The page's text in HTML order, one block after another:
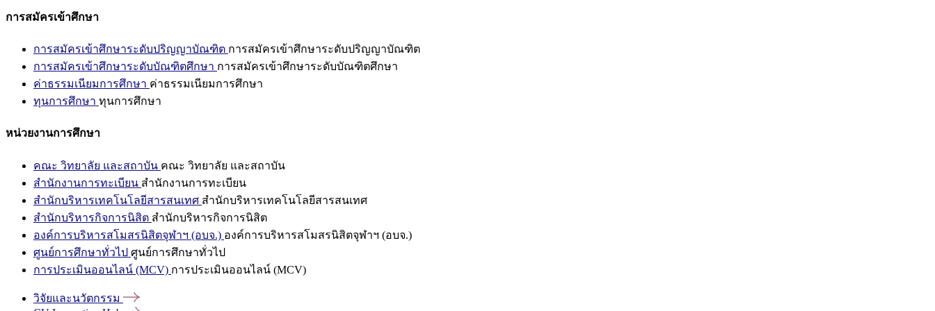
การสมัครเข้าศึกษา
การสมัครเข้าศึกษาระดับปริญญาบัณฑิต การสมัครเข้าศึกษาระดับปริญญาบัณฑิต
การสมัครเข้าศึกษาระดับบัณฑิตศึกษา การสมัครเข้าศึกษาระดับบัณฑิตศึกษา
ค่าธรรมเนียมการศึกษา ค่าธรรมเนียมการศึกษา
ทุนการศึกษา ทุนการศึกษา
หน่วยงานการศึกษา
คณะ วิทยาลัย และสถาบัน คณะ วิทยาลัย และสถาบัน
สำนักงานการทะเบียน สำนักงานการทะเบียน
สำนักบริหารเทคโนโลยีสารสนเทศ สำนักบริหารเทคโนโลยีสารสนเทศ
สำนักบริหารกิจการนิสิต สำนักบริหารกิจการนิสิต
องค์การบริหารสโมสรนิสิตจุฬาฯ (อบจ.) องค์การบริหารสโมสรนิสิตจุฬาฯ (อบจ.)
ศูนย์การศึกษาทั่วไป ศูนย์การศึกษาทั่วไป
การประเมินออนไลน์ (MCV) การประเมินออนไลน์ (MCV)
วิจัยและนวัตกรรม